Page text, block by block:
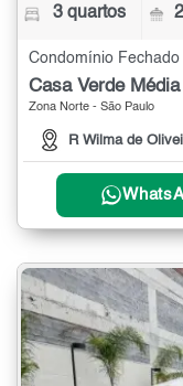
3 quartos
Casa Verde Média
Zona Norte - São Paulo
R Wilma de